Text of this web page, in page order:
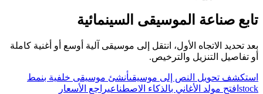
تابع صناعة الموسيقى السينمائية
بعد تحديد الاتجاه الأول، انتقل إلى موسيقى آلية أوسع أو أغنية كاملة
أو تفاصيل التنزيل والترخيص.
استكشف تحويل النص إلى موسيقىأنشئ موسيقى خلفية بنمط
stock افتح مولد الأغاني بالذكاء الاصطناعيراجع الأسعار